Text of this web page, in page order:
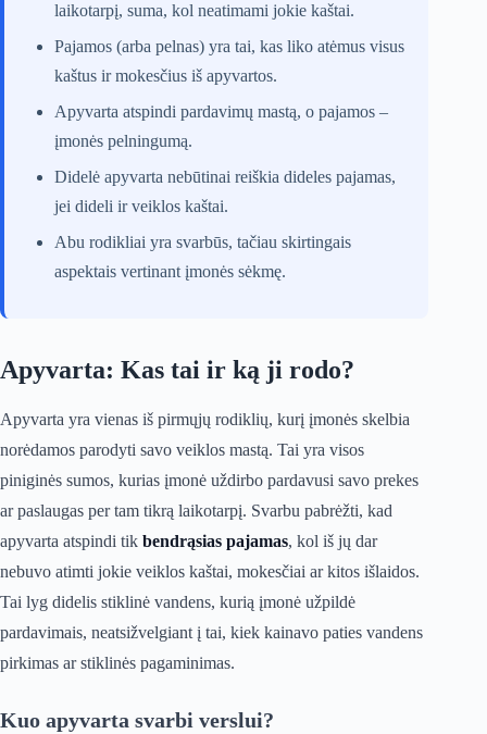
laikotarpį, suma, kol neatimami jokie kaštai.
Pajamos (arba pelnas) yra tai, kas liko atėmus visus
kaštus ir mokesčius iš apyvartos.
Apyvarta atspindi pardavimų mastą, o pajamos –
įmonės pelningumą.
Didelė apyvarta nebūtinai reiškia dideles pajamas,
jei dideli ir veiklos kaštai.
Abu rodikliai yra svarbūs, tačiau skirtingais
aspektais vertinant įmonės sėkmę.
Apyvarta: Kas tai ir ką ji rodo?
Apyvarta yra vienas iš pirmųjų rodiklių, kurį įmonės skelbia
norėdamos parodyti savo veiklos mastą. Tai yra visos
piniginės sumos, kurias įmonė uždirbo pardavusi savo prekes
ar paslaugas per tam tikrą laikotarpį. Svarbu pabrėžti, kad
apyvarta atspindi tik bendrąsias pajamas, kol iš jų dar
nebuvo atimti jokie veiklos kaštai, mokesčiai ar kitos išlaidos.
Tai lyg didelis stiklinė vandens, kurią įmonė užpildė
pardavimais, neatsižvelgiant į tai, kiek kainavo paties vandens
pirkimas ar stiklinės pagaminimas.
Kuo apyvarta svarbi verslui?